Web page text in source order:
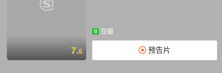
7.6
豆瓣
预告片